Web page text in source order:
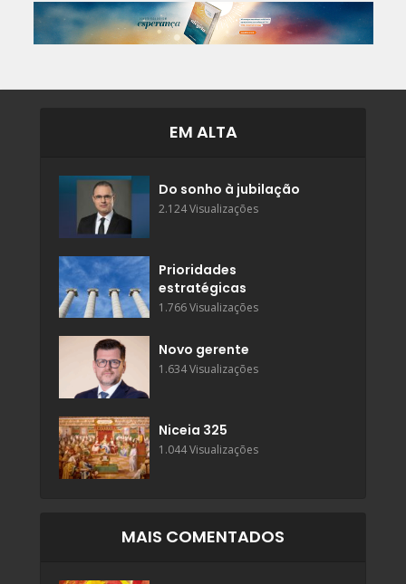
EM ALTA
Do sonho à jubilação
2.124 Visualizações
Prioridades
estratégicas
1.766 Visualizações
Novo gerente
1.634 Visualizações
Niceia 325
1.044 Visualizações
MAIS COMENTADOS